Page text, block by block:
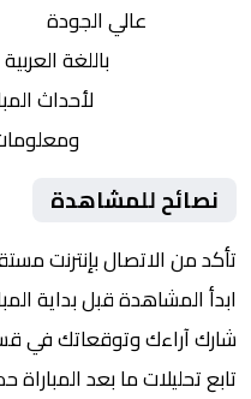
عالي الجودة
باللغة العربية
لأحداث
نصائح للمشاهدة
تأكد من الاتصال بإنترنت
ابدأ المشاهدة قبل بداية المباراة بـ
شارك آراءك وتوقعاتك في
تابع تحليلات ما بعد